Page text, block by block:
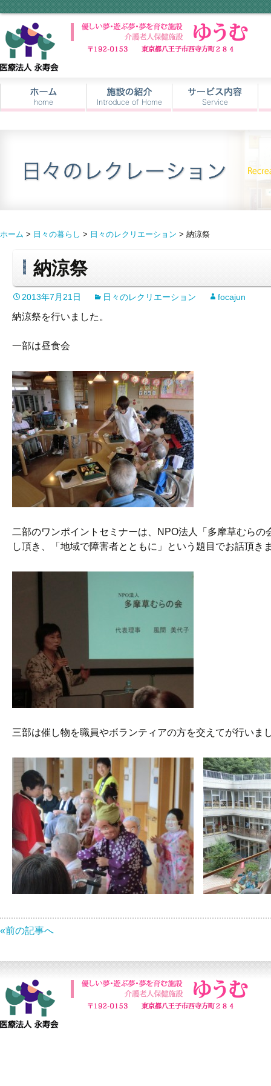
ホーム > 日々の暮らし > 日々のレクリエーション > 納涼祭
納涼祭
2013年7月21日 日々のレクリエーション focajun
納涼祭を行いました。
一部は昼食会
二部のワンポイントセミナーは、NPO法人「多摩草むら
し頂き、「地域で障害者とともに」という題目でお話頂き
三部は催し物を職員やボランティアの方を交えてが行いま
«前の記事へ